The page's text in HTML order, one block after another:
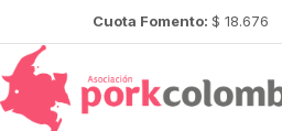
Cuota Fomento: $ 18.676